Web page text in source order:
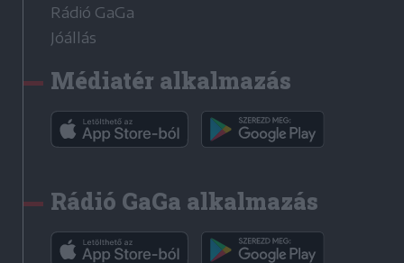
Rádió GaGa
Jóállás
Médiatér alkalmazás
Rádió GaGa alkalmazás